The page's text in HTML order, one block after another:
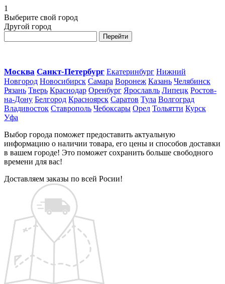
1
Выберите свой город
Другой город
Перейти
Москва Санкт-Петербург Екатеринбург Нижний
Новгород Новосибирск Самара Воронеж Казань Челябинск
Рязань Тверь Краснодар Оренбург Ярославль Липецк Ростов-
на-Дону Белгород Красноярск Саратов Тула Волгоград
Владивосток Ставрополь Чебоксары Орел Тольятти Курск
Уфа
Выбор города поможет предоставить актуальную
информацию о наличии товара, его цены и способов доставки
в вашем городе! Это поможет сохранить больше свободного
времени для вас!
Доставляем заказы по всей Росии!